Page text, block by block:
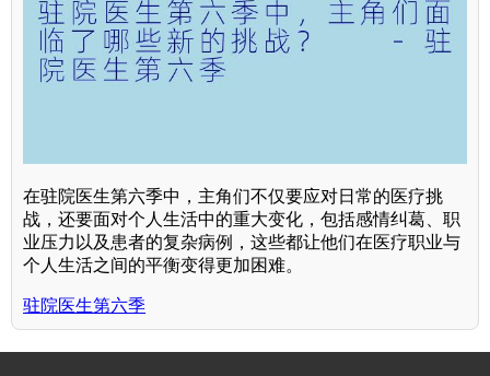
在驻院医生第六季中，主角们不仅要应对日常的医疗挑
战，还要面对个人生活中的重大变化，包括感情纠葛、职
业压力以及患者的复杂病例，这些都让他们在医疗职业与
个人生活之间的平衡变得更加困难。
驻院医生第六季